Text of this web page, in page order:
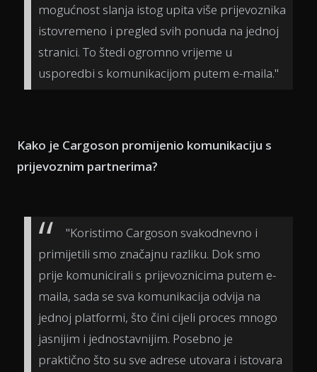
mogućnost slanja istog upita više prijevoznika
istovremeno i pregled svih ponuda na jednoj
stranici. To štedi ogromno vrijeme u
usporedbi s komunikacijom putem e-maila."
Kako je Cargoson promijenio komunikaciju s
prijevoznim partnerima?
"Koristimo Cargoson svakodnevno i
primijetili smo značajnu razliku. Dok smo
prije komunicirali s prijevoznicima putem e-
maila, sada se sva komunikacija odvija na
jednoj platformi, što čini cijeli proces mnogo
jasnijim i jednostavnijim. Posebno je
praktično što su sve adrese utovara i istovara